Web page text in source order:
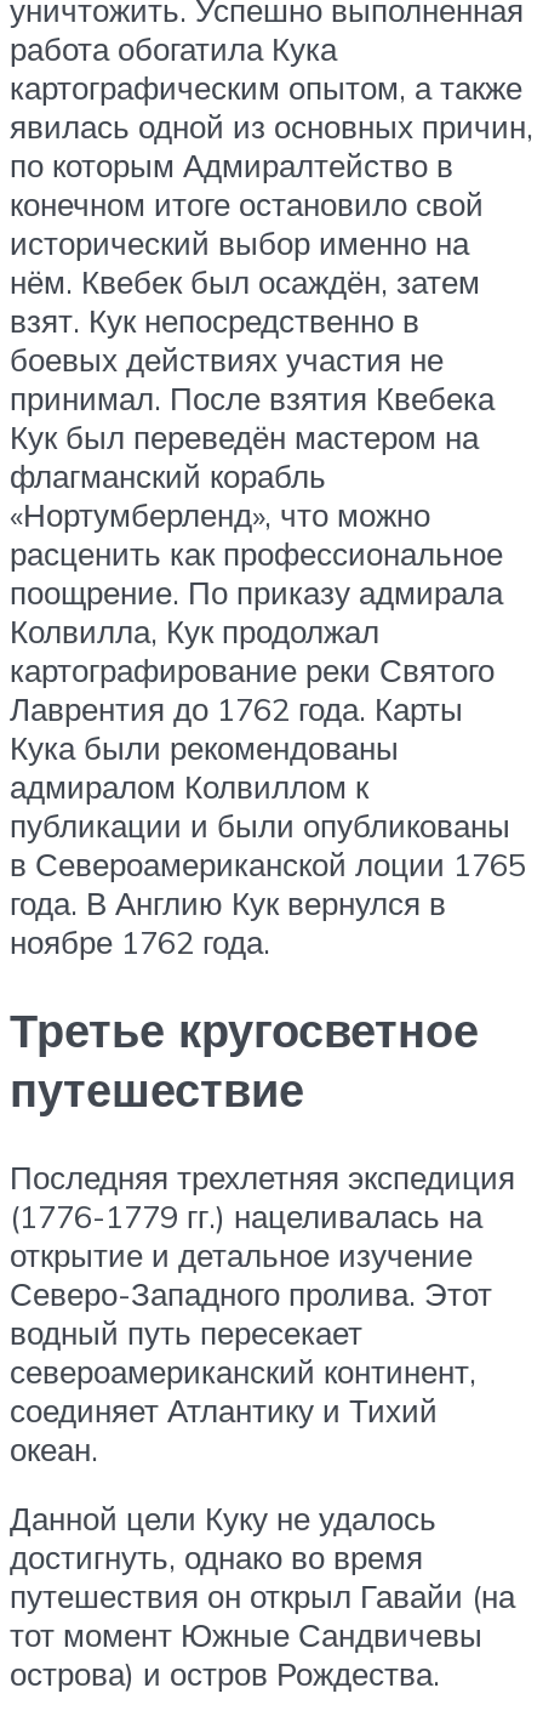
уничтожить. Успешно выполненная
работа обогатила Кука
картографическим опытом, а также
явилась одной из основных причин,
по которым Адмиралтейство в
конечном итоге остановило свой
исторический выбор именно на
нём. Квебек был осаждён, затем
взят. Кук непосредственно в
боевых действиях участия не
принимал. После взятия Квебека
Кук был переведён мастером на
флагманский корабль
«Нортумберленд», что можно
расценить как профессиональное
поощрение. По приказу адмирала
Колвилла, Кук продолжал
картографирование реки Святого
Лаврентия до 1762 года. Карты
Кука были рекомендованы
адмиралом Колвиллом к
публикации и были опубликованы
в Североамериканской лоции 1765
года. В Англию Кук вернулся в
ноябре 1762 года.
Третье кругосветное
путешествие
Последняя трехлетняя экспедиция
(1776-1779 гг.) нацеливалась на
открытие и детальное изучение
Северо-Западного пролива. Этот
водный путь пересекает
североамериканский континент,
соединяет Атлантику и Тихий
океан.
Данной цели Куку не удалось
достигнуть, однако во время
путешествия он открыл Гавайи (на
тот момент Южные Сандвичевы
острова) и остров Рождества.